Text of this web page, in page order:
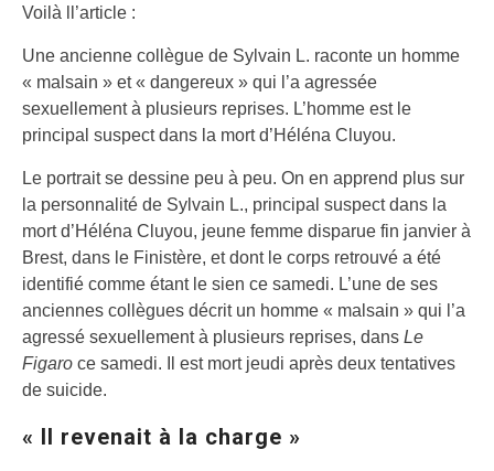
Voilà ll’article :
Une ancienne collègue de Sylvain L. raconte un homme
« malsain » et « dangereux » qui l’a agressée
sexuellement à plusieurs reprises. L’homme est le
principal suspect dans la mort d’Héléna Cluyou.
Le portrait se dessine peu à peu. On en apprend plus sur
la personnalité de Sylvain L., principal suspect dans la
mort d’Héléna Cluyou, jeune femme disparue fin janvier à
Brest, dans le Finistère, et dont le corps retrouvé a été
identifié comme étant le sien ce samedi. L’une de ses
anciennes collègues décrit un homme « malsain » qui l’a
agressé sexuellement à plusieurs reprises, dans Le
Figaro ce samedi. Il est mort jeudi après deux tentatives
de suicide.
« Il revenait à la charge »